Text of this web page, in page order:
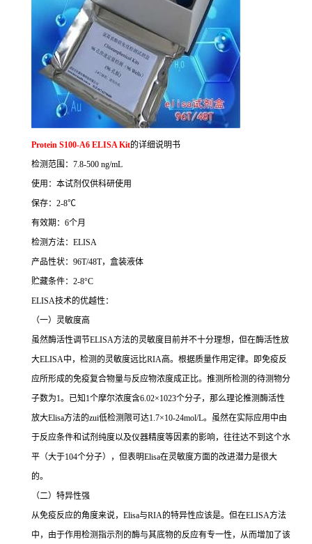
Protein S100-A6 ELISA Kit的详细说明书
检测范围： 7.8-500 ng/mL
使用：本试剂仅供科研使用
保存： 2-8℃
有效期： 6个月
检测方法： ELISA
产品性状： 96T/48T，盒装液体
贮藏条件： 2-8°C
ELISA技术的优越性：
（一）灵敏度高
虽然酶活性调节ELISA方法的灵敏度目前并不十分理想，但在酶活性放
大ELISA中，检测的灵敏度远比RIA高。根据质量作用定律。即免疫反
应所形成的免疫复合物量与反应物浓度成正比。推测所检测的待测物分
子数为1。已知 1个摩尔浓度含6.02×1023个分子，那么理论推测酶活性
放大Elisa方法的zui低检测限可达1.7×10-24mol/L。虽然在实际应用中由
于反应条件和试剂纯度以及仪器精度等因素的影响，往往达不到这个水
平（大于104个分子），但表明Elisa在灵敏度方面的改进潜力是很大
的。
（二）特异性强
从免疫反应的角度来说， Elisa与RIA的特异性应该是。但在ELISA方法
中，由于作用检测指示剂的酶与其底物的反应有专一性，从而增加了该